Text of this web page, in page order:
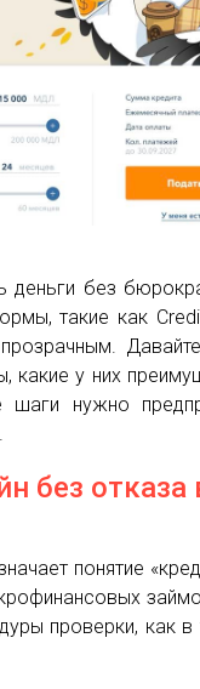
деньги без
такие как
какие у них
шаги нужно
без отказа
понятие
проверки, как в